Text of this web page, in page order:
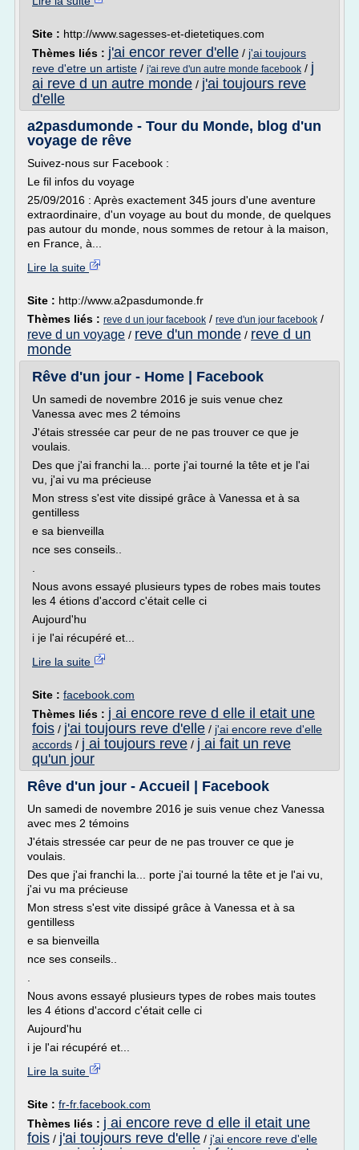
Site : http://www.sagesses-et-dietetiques.com
Thèmes liés : j'ai encor rever d'elle / j'ai toujours
reve d'etre un artiste / j'ai reve d'un autre monde facebook / j
ai reve d un autre monde / j'ai toujours reve
d'elle
a2pasdumonde - Tour du Monde, blog d'un
voyage de rêve
Suivez-nous sur Facebook :
Le fil infos du voyage
25/09/2016 : Après exactement 345 jours d'une aventure
extraordinaire, d'un voyage au bout du monde, de quelques
pas autour du monde, nous sommes de retour à la maison,
en France, à...
Lire la suite
Site : http://www.a2pasdumonde.fr
Thèmes liés : reve d un jour facebook / reve d'un jour facebook /
reve d un voyage / reve d'un monde / reve d un
monde
Rêve d'un jour - Home | Facebook
Un samedi de novembre 2016 je suis venue chez
Vanessa avec mes 2 témoins
J'étais stressée car peur de ne pas trouver ce que je
voulais.
Des que j'ai franchi la... porte j'ai tourné la tête et je l'ai
vu, j'ai vu ma précieuse
Mon stress s'est vite dissipé grâce à Vanessa et à sa
gentilless
e sa bienveilla
nce ses conseils..
Nous avons essayé plusieurs types de robes mais toutes
les 4 étions d'accord c'était celle ci
Aujourd'hu
i je l'ai récupéré et...
Lire la suite
Site : facebook.com
Thèmes liés : j ai encore reve d elle il etait une
fois / j'ai toujours reve d'elle / j'ai encore reve d'elle
accords / j ai toujours reve / j ai fait un reve
qu'un jour
Rêve d'un jour - Accueil | Facebook
Un samedi de novembre 2016 je suis venue chez Vanessa
avec mes 2 témoins
J'étais stressée car peur de ne pas trouver ce que je
voulais.
Des que j'ai franchi la... porte j'ai tourné la tête et je l'ai vu,
j'ai vu ma précieuse
Mon stress s'est vite dissipé grâce à Vanessa et à sa
gentilless
e sa bienveilla
nce ses conseils..
Nous avons essayé plusieurs types de robes mais toutes
les 4 étions d'accord c'était celle ci
Aujourd'hu
i je l'ai récupéré et...
Lire la suite
Site : fr-fr.facebook.com
Thèmes liés : j ai encore reve d elle il etait une
fois / j'ai toujours reve d'elle / j'ai encore reve d'elle